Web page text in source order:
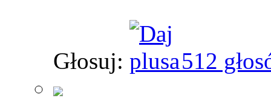
Głosuj: 512